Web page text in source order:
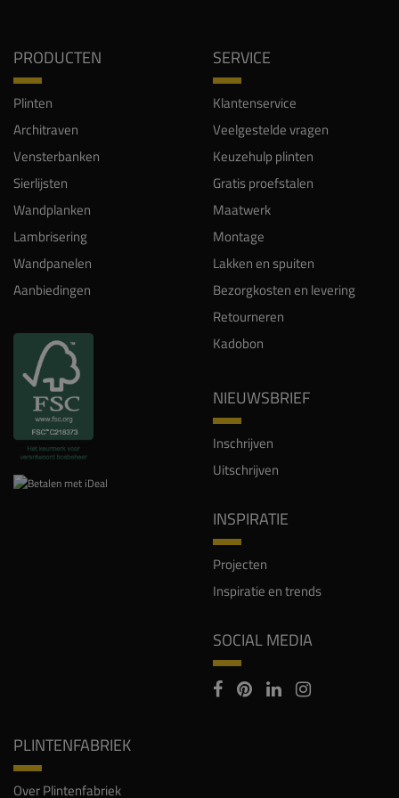
PRODUCTEN
Plinten
Architraven
Vensterbanken
Sierlijsten
Wandplanken
Lambrisering
Wandpanelen
Aanbiedingen
SERVICE
Klantenservice
Veelgestelde vragen
Keuzehulp plinten
Gratis proefstalen
Maatwerk
Montage
Lakken en spuiten
Bezorgkosten en levering
Retourneren
Kadobon
NIEUWSBRIEF
Inschrijven
Uitschrijven
INSPIRATIE
Projecten
Inspiratie en trends
SOCIAL MEDIA
PLINTENFABRIEK
Over Plintenfabriek